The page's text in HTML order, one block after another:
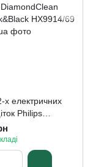
х електричних
Philips
HX9914/69